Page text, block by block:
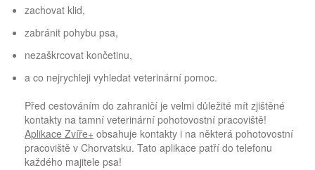
zachovat klid,
zabránit pohybu psa,
nezaškrcovat končetinu,
a co nejrychleji vyhledat veterinární pomoc.
Před cestováním do zahraničí je velmi důležité mít zjištěné
kontakty na tamní veterinární pohotovostní pracoviště!
Aplikace Zvíře+ obsahuje kontakty i na některá pohotovostní
pracoviště v Chorvatsku. Tato aplikace patří do telefonu
každého majitele psa!